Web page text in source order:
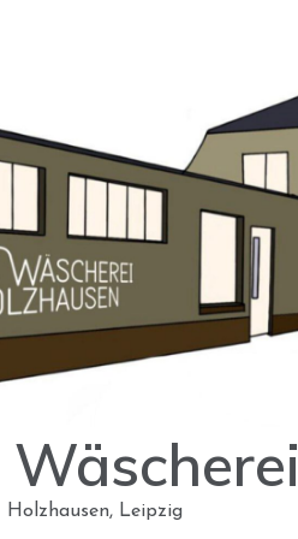
Holzhausen, Leipzig